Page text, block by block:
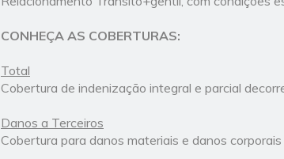
CONHEÇA AS COBERTURAS:
Total
Cobertura de indenização integral e parcial
Danos a Terceiros
Cobertura para danos materiais e danos